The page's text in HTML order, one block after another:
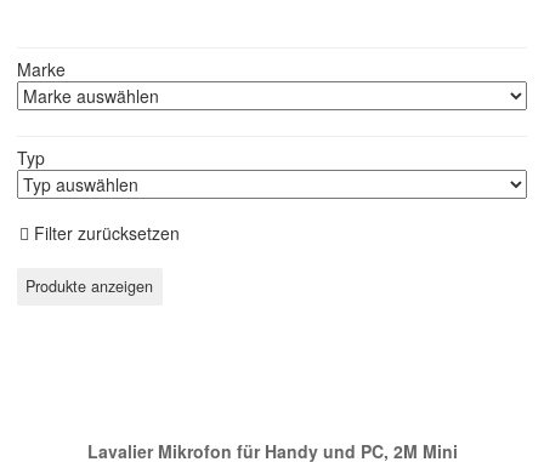
Marke
Typ
Filter zurücksetzen
Lavalier Mikrofon für Handy und PC, 2M Mini